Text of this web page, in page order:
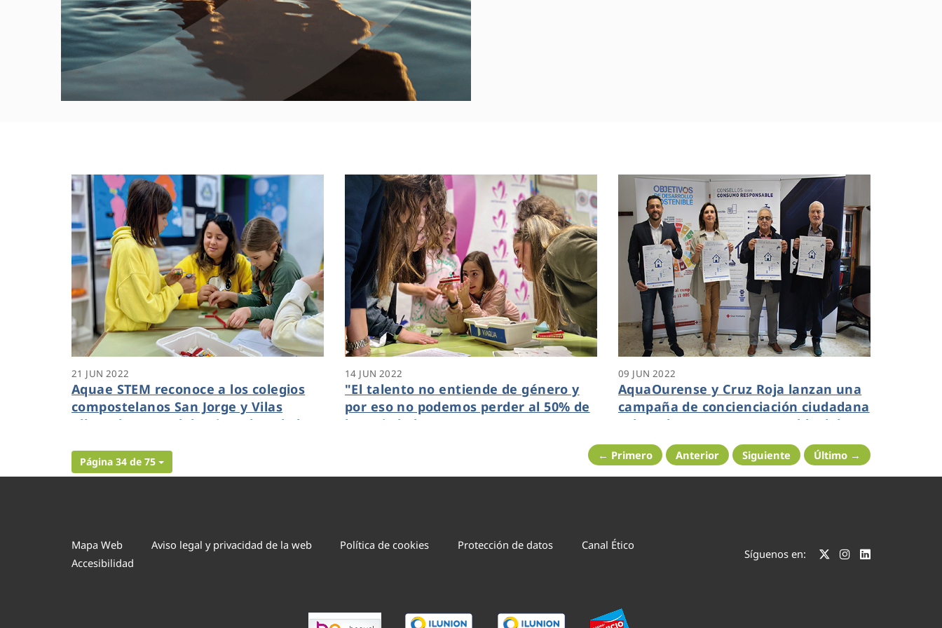
21 JUN 2022
Aquae STEM reconoce a los colegios
compostelanos San Jorge y Vilas
Alborada por su labor impulsando las
de primaria
14 JUN 2022
"El talento no entiende de género y
por eso no podemos perder al 50% de
la sociedad"
09 JUN 2022
AquaOurense y Cruz Roja lanzan una
campaña de concienciación ciudadana
sobre el consumo responsable del
agua
Página 34 de 75 ← Primero Anterior Siguiente Último →
Mapa Web Aviso legal y privacidad de la web Política de cookies Protección de datos
Canal Ético
Accesibilidad
Síguenos en: